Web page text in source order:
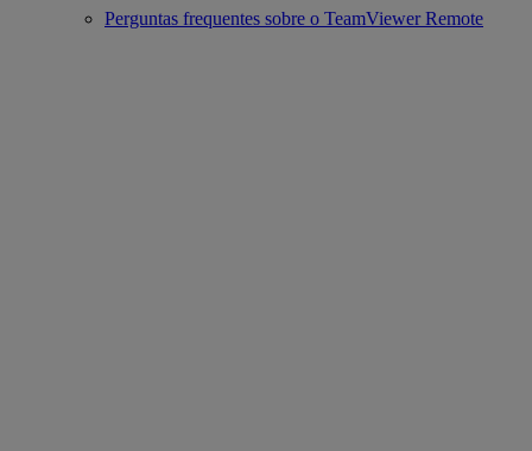
Perguntas frequentes sobre o TeamViewer Remote